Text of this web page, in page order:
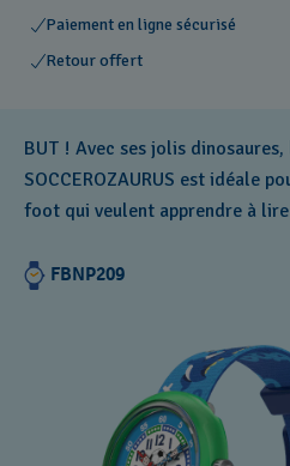
Paiement en ligne sécurisé
Retour offert
BUT ! Avec ses jolis
SOCCEROZAURUS est idéale
foot qui veulent apprendre à lire
FBNP209